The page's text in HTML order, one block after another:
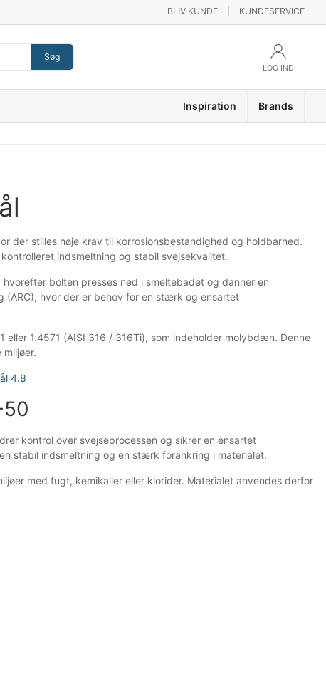
BLIV KUNDE KUNDESERVICE
Søg
LOG IND
Inspiration Brands
der stilles høje krav til korrosionsbestandighed og holdbarhed.
indsmeltning og stabil svejsekvalitet.
bolten presses ned i smeltebadet og danner en
hvor der er behov for en stærk og ensartet
1.4571 (AISI 316 / 316Ti), som indeholder molybdæn. Denne
4.8
kontrol over svejseprocessen og sikrer en ensartet
stabil indsmeltning og en stærk forankring i materialet.
med fugt, kemikalier eller klorider. Materialet anvendes derfor